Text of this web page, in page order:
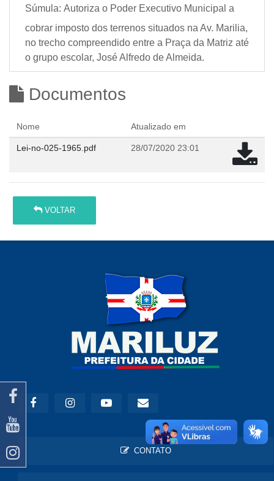
Súmula: Autoriza o Poder Executivo Municipal a
cobrar imposto dos terrenos situados na Av. Marilia,
no trecho compreendido entre a Praça da Matriz até
o grupo escolar, José Alfredo de Almeida.
Documentos
Nome Atualizado em
Lei-no-025-1965.pdf 28/07/2020 23:01
VOLTAR
CONTATO